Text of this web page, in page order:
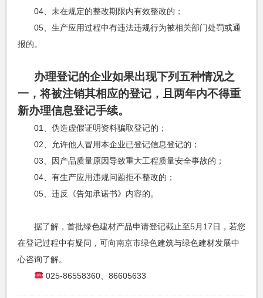
04、未在规定的整改期限内有效整改的；
05、生产应用过程中有违法违规行为被相关部门处罚或通
报的。
办理登记的企业如果出现下列五种情况之
一，将被注销其相应的登记，且两年内不得重
新办理信息登记手续。
01、伪造虚假证明资料骗取登记的；
02、允许他人冒用本企业已登记信息登记的；
03、因产品质量原因导致重大工程质量安全事故的；
04、有生产应用违规问题拒不整改的；
05、违反《告知承诺书》内容的。
据了解，首批绿色建材产品申请登记截止至5月17日，若您
在登记过程中有疑问，可向南京市绿色建筑与绿色建材发展中
心咨询了解。
025-86558360、86605633